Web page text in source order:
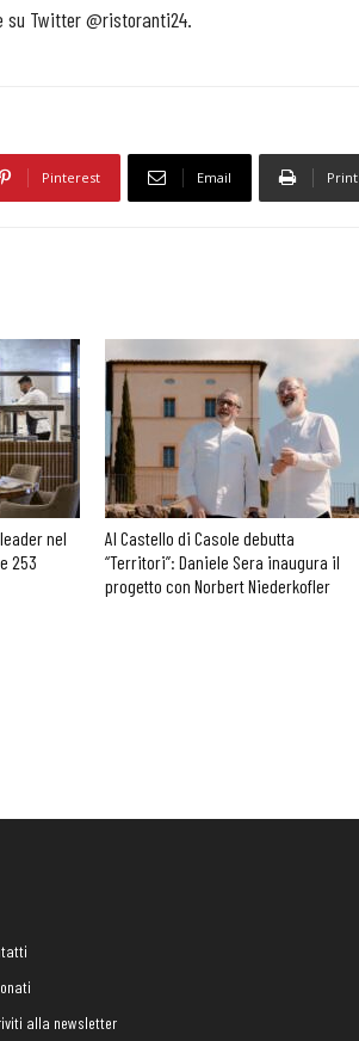
su Twitter @ristoranti24.
Pinterest Email Print
nel
253
Al Castello di Casole debutta
“Territori”: Daniele Sera inaugura il
progetto con Norbert Niederkofler
alla newsletter